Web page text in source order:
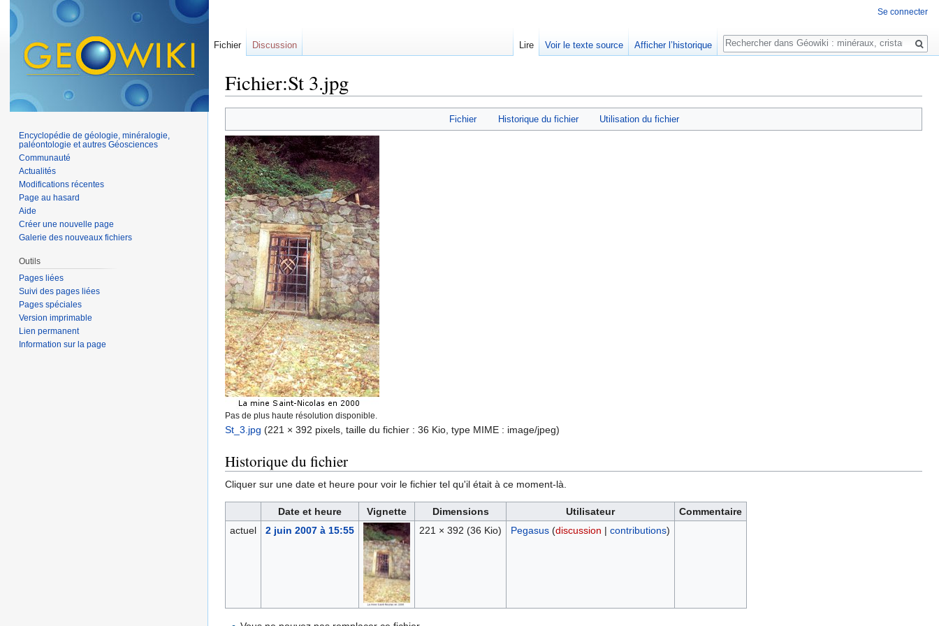
Fichier:St 3.jpg
Fichier Historique du fichier Utilisation du fichier
Pas de plus haute résolution disponible.
St_3.jpg (221 × 392 pixels, taille du fichier : 36 Kio, type MIME : image/jpeg)
Historique du fichier
Cliquer sur une date et heure pour voir le fichier tel qu'il était à ce moment-là.
Date et heure Vignette Dimensions Utilisateur
Commentaire
actuel
2 juin 2007 à 15:55 221 × 392 (36 Kio) Pegasus (discussion | contributions)
Se connecter
Fichier Discussion Lire Voir le texte source Afficher l’historique
Rechercher
Encyclopédie de géologie, minéralogie,
paléontologie et autres Géosciences
Communauté
Actualités
Modifications récentes
Page au hasard
Aide
Créer une nouvelle page
Galerie des nouveaux fichiers
Outils
Pages liées
Suivi des pages liées
Pages spéciales
Version imprimable
Lien permanent
Information sur la page